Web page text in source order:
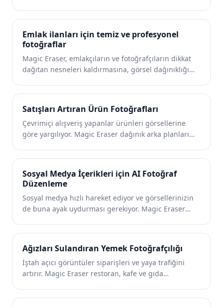
harcıyor. Magic Eraser düzenleme iş akışınızı
müşterilerinize gösterişli görüntüleri daha hızlı
sunabilirsiniz.
Emlak ilanları için temiz ve profesyonel
fotoğraflar
Magic Eraser, emlakçıların ve fotoğrafçıların dikkat
dağıtan nesneleri kaldırmasına, görsel dağınıklığı
olur. Görsellerin mülkü doğru yansıtması için her
düzenlemeyi inceleyin ve yerel ilan platformunun
açıklama kurallarına uyun.
Satışları Artıran Ürün Fotoğrafları
Çevrimiçi alışveriş yapanlar ürünleri görsellerine
göre yargılıyor. Magic Eraser dağınık arka planları
güvenini oluşturan ve dönüşüm oranlarını artıran
pazara hazır ürün fotoğrafları oluşturur.
Sosyal Medya İçerikleri için AI Fotoğraf
Düzenleme
Sosyal medya hızlı hareket ediyor ve görsellerinizin
de buna ayak uydurması gerekiyor. Magic Eraser
markaların dikkat dağıtıcı unsurları ortadan
görselleri düzeltmesine yardımcı olur; böylece her
gönderi Instagram, TikTok ve Twitter'daki kalabalık
yayınlarda öne çıkar.
Ağızları Sulandıran Yemek Fotoğrafçılığı
İştah açıcı görüntüler siparişleri ve yaya trafiğini
artırır. Magic Eraser restoran, kafe ve gıda
masa dağınıklığını ortadan kaldırmasına ve menüler,